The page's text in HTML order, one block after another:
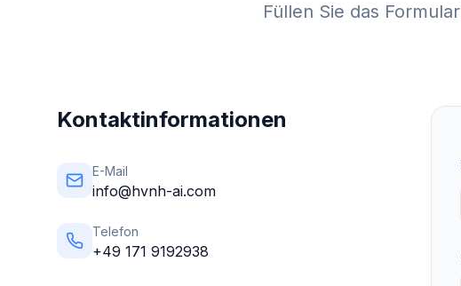
Füllen Sie das
Kontaktinformationen
E-Mail
info@hvnh-ai.com
Telefon
+49 171 9192938